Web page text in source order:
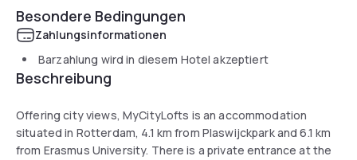
Besondere Bedingungen
Zahlungsinformationen
Barzahlung wird in diesem Hotel akzeptiert
Beschreibung
Offering city views, MyCityLofts is an accommodation
situated in Rotterdam, 4.1 km from Plaswijckpark and 6.1 km
from Erasmus University. There is a private entrance at the